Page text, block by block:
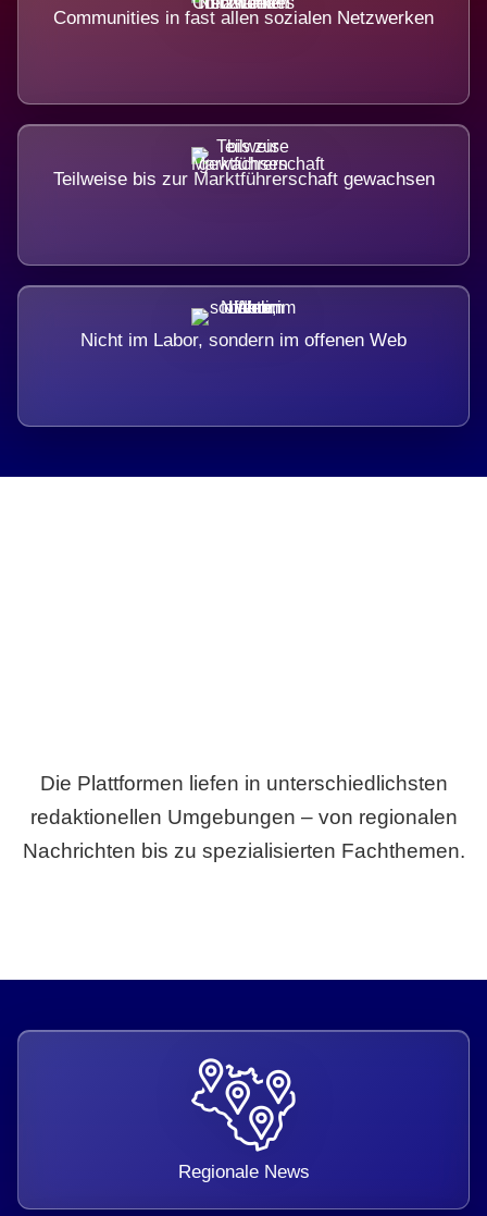
Communities in fast allen sozialen Netzwerken
Teilweise bis zur Marktführerschaft gewachsen
Nicht im Labor, sondern im offenen Web
Die Plattformen liefen in unterschiedlichsten
redaktionellen Umgebungen – von regionalen
Nachrichten bis zu spezialisierten Fachthemen.
Regionale News